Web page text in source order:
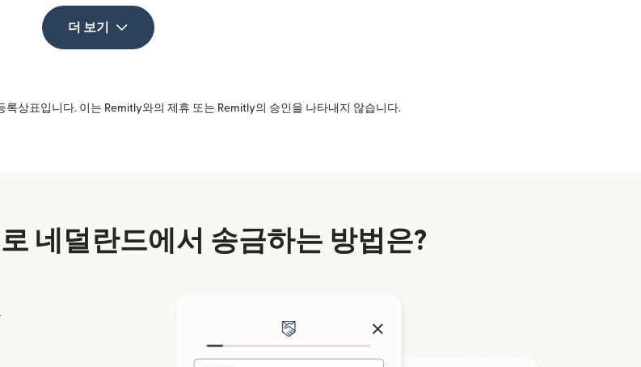
더 보기
록상표입니다. 이는 Remitly와의 제휴 또는 Remitly의 승인을 나타내지 않습니다.
네덜란드에서 송금하는 방법은?
에서 열림)